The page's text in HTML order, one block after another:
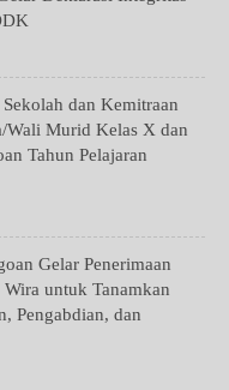
dan Kemitraan
Wali Murid Kelas X dan
Tahun Pelajaran
Gelar Penerimaan
untuk Tanamkan
Pengabdian, dan